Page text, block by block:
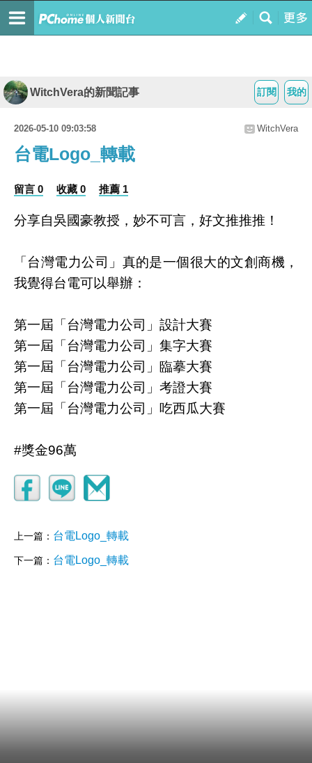
我的
訂閱
WitchVera的新聞記事
2026-05-10 09:03:58 WitchVera
台電Logo_轉載
留言 0 收藏 0 推薦 1
分享自吳國豪教授，妙不可言，好文推推推！
「台灣電力公司」真的是一個很大的文創商機，
我覺得台電可以舉辦：
第一屆「台灣電力公司」設計大賽
第一屆「台灣電力公司」集字大賽
第一屆「台灣電力公司」臨摹大賽
第一屆「台灣電力公司」考證大賽
第一屆「台灣電力公司」吃西瓜大賽
#獎金96萬
上一篇： 台電Logo_轉載
下一篇： 台電Logo_轉載